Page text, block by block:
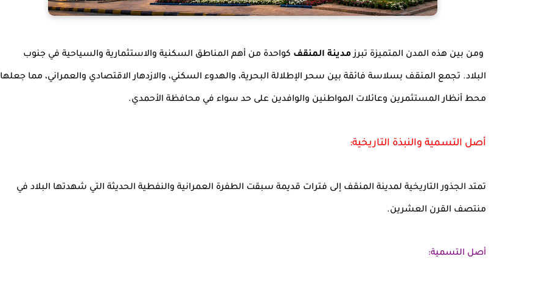
ومن بين هذه المدن المتميزة تبرزمدينة المنقف كواحدة من أهم المناطق السكنية والاستثمارية والسياحية في جنوب
البلاد. تجمع المنقف بسلاسة فائقة بين سحر الإطلالة البحرية، والهدوء السكني، والازدهار الاقتصادي والعمراني، مما جعلها
محط أنظار المستثمرين وعائلات المواطنين والوافدين على حد سواء في محافظة الأحمدي.
أصل التسمية والنبذة التاريخية:
تمتد الجذور التاريخية لمدينة المنقف إلى فترات قديمة سبقت الطفرة العمرانية والنفطية الحديثة التي شهدتها البلاد في
منتصف القرن العشرين.
أصل التسمية: